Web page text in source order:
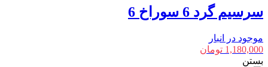
سرسیم گرد 6 سوراخ 6
موجود در انبار
1,180,000 تومان
بستن